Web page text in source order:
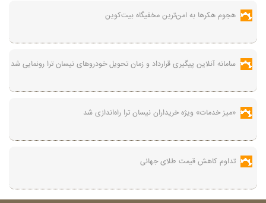
هجوم هکرها به امن‌ترین مخفیگاه بیت‌کوین
سامانه آنلاین پیگیری قرارداد‌ و زمان تحویل خودرو‌های نیسان ترا رونمایی شد
«میز خدمات» ویژه خریداران نیسان ترا راه‌اندازی شد
تداوم کاهش قیمت طلای جهانی